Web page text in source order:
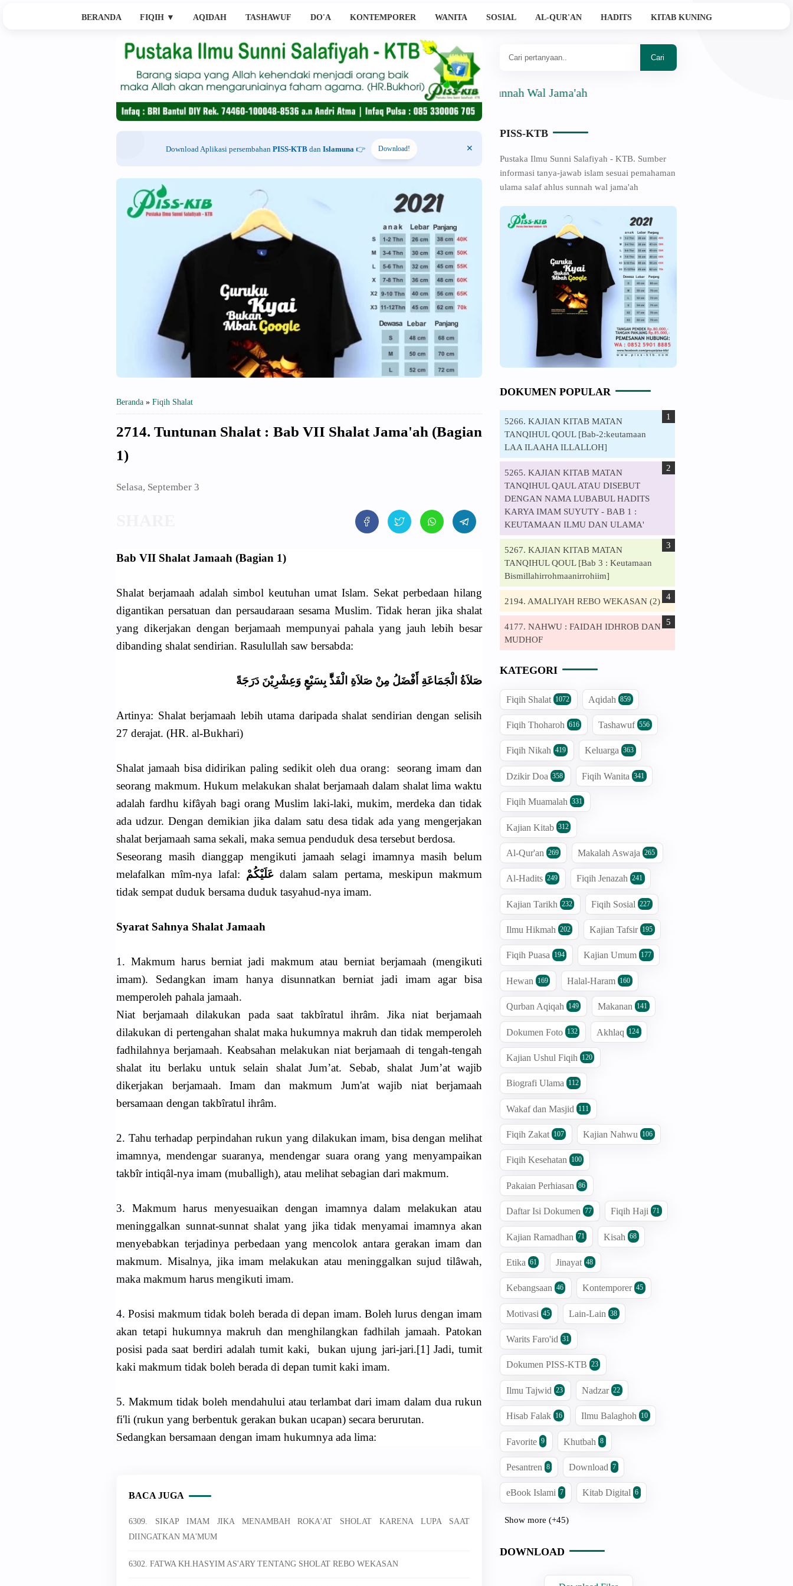
BERANDA FIQIH ▼ AQIDAH TASHAWUF DO'A KONTEMPORER WANITA SOSIAL AL-QUR'AN HADITS KITAB KUNING
Download Aplikasi persembahan PISS-KTBdan Islamuna 👉 Download!
Beranda » Fiqih Shalat
2714. Tuntunan Shalat : Bab VII Shalat Jama'ah (Bagian
1)
Selasa, September 3
Bab VII Shalat Jamaah (Bagian 1)
Shalat berjamaah adalah simbol keutuhan umat Islam. Sekat perbedaan hilang
digantikan persatuan dan persaudaraan sesama Muslim. Tidak heran jika shalat
yang dikerjakan dengan berjamaah mempunyai pahala yang jauh lebih besar
dibanding shalat sendirian. Rasulullah saw bersabda:
صَلاَةُ الْجَمَاعَةِ أَفْضَلُ مِنْ صَلاَةِ الْفَذِّّ بِسَبْعٍ وَعِشْرِيْنَ دَرَجَةً
Artinya: Shalat berjamaah lebih utama daripada shalat sendirian dengan selisih
27 derajat. (HR. al-Bukhari)
Shalat jamaah bisa didirikan paling sedikit oleh dua orang: seorang imam dan
seorang makmum. Hukum melakukan shalat berjamaah dalam shalat lima waktu
adalah fardhu kifâyah bagi orang Muslim laki-laki, mukim, merdeka dan tidak
ada udzur. Dengan demikian jika dalam satu desa tidak ada yang mengerjakan
shalat berjamaah sama sekali, maka semua penduduk desa tersebut berdosa.
Seseorang masih dianggap mengikuti jamaah selagi imamnya masih belum
melafalkan mîm-nya lafal:
عَلَيْكُمْdalam salam pertama, meskipun makmum
tidak sempat duduk bersama duduk tasyahud-nya imam.
Syarat Sahnya Shalat Jamaah
1. Makmum harus berniat jadi makmum atau berniat berjamaah (mengikuti
imam). Sedangkan imam hanya disunnatkan berniat jadi imam agar bisa
memperoleh pahala jamaah.
Niat berjamaah dilakukan pada saat takbîratul ihrâm. Jika niat berjamaah
dilakukan di pertengahan shalat maka hukumnya makruh dan tidak memperoleh
fadhilahnya berjamaah. Keabsahan melakukan niat berjamaah di tengah-tengah
shalat itu berlaku untuk selain shalat Jum’at. Sebab, shalat Jum’at wajib
dikerjakan berjamaah. Imam dan makmum Jum'at wajib niat berjamaah
bersamaan dengan takbîratul ihrâm.
2. Tahu terhadap perpindahan rukun yang dilakukan imam, bisa dengan melihat
imamnya, mendengar suaranya, mendengar suara orang yang menyampaikan
takbîr intiqâl-nya imam (muballigh), atau melihat sebagian dari makmum.
3. Makmum harus menyesuaikan dengan imamnya dalam melakukan atau
meninggalkan sunnat-sunnat shalat yang jika tidak menyamai imamnya akan
menyebabkan terjadinya perbedaan yang mencolok antara gerakan imam dan
makmum. Misalnya, jika imam melakukan atau meninggalkan sujud tilâwah,
maka makmum harus mengikuti imam.
4. Posisi makmum tidak boleh berada di depan imam. Boleh lurus dengan imam
akan tetapi hukumnya makruh dan menghilangkan fadhilah jamaah. Patokan
posisi pada saat berdiri adalah tumit kaki, bukan ujung jari-jari.[1] Jadi, tumit
kaki makmum tidak boleh berada di depan tumit kaki imam.
5. Makmum tidak boleh mendahului atau terlambat dari imam dalam dua rukun
fi'li (rukun yang berbentuk gerakan bukan ucapan) secara berurutan.
Sedangkan bersamaan dengan imam hukumnya ada lima:
BACA JUGA
6309. SIKAP IMAM JIKA MENAMBAH ROKA'AT SHOLAT KARENA LUPA SAAT
DIINGATKAN MA'MUM
6302. FATWA KH.HASYIM AS'ARY TENTANG SHOLAT REBO WEKASAN
Ahlussunnah Wal Jama'ah
PISS-KTB
Pustaka Ilmu Sunni Salafiyah - KTB. Sumber
informasi tanya-jawab islam sesuai pemahaman
ulama salaf ahlus sunnah wal jama'ah
DOKUMEN POPULAR
5266. KAJIAN KITAB MATAN
TANQIHUL QOUL [Bab-2:keutamaan
LAA ILAAHA ILLALLOH]
5265. KAJIAN KITAB MATAN
TANQIHUL QAUL ATAU DISEBUT
DENGAN NAMA LUBABUL HADITS
KARYA IMAM SUYUTY - BAB 1 :
KEUTAMAAN ILMU DAN ULAMA'
5267. KAJIAN KITAB MATAN
TANQIHUL QOUL [Bab 3 : Keutamaan
Bismillahirrohmaanirrohiim]
2194. AMALIYAH REBO WEKASAN (2)
4177. NAHWU : FAIDAH IDHROB DAN
MUDHOF
KATEGORI
Fiqih Shalat 1072 Aqidah 859
Fiqih Thoharoh 616 Tashawuf 556
Fiqih Nikah 419 Keluarga 363
Dzikir Doa 358 Fiqih Wanita 341
Fiqih Muamalah 331
Kajian Kitab 312
Al-Qur'an 269 Makalah Aswaja 265
Al-Hadits 249 Fiqih Jenazah 241
Kajian Tarikh 232 Fiqih Sosial 227
Ilmu Hikmah 202 Kajian Tafsir 195
Fiqih Puasa 194 Kajian Umum 177
Hewan 169 Halal-Haram 160
Qurban Aqiqah 149 Makanan 141
Dokumen Foto 132 Akhlaq 124
Kajian Ushul Fiqih 120
Biografi Ulama 112
Wakaf dan Masjid 111
Fiqih Zakat 107 Kajian Nahwu 106
Fiqih Kesehatan 100
Pakaian Perhiasan 86
Daftar Isi Dokumen 77 Fiqih Haji 71
Kajian Ramadhan 71 Kisah 68
Etika 61 Jinayat 48
Kebangsaan 46 Kontemporer 45
Motivasi 45 Lain-Lain 38
Warits Faro'id 31
Dokumen PISS-KTB 23
Ilmu Tajwid 23 Nadzar 22
Hisab Falak 16 Ilmu Balaghoh 10
Favorite 9 Khutbah 8
Pesantren 8 Download 7
eBook Islami 7 Kitab Digital 6
Show more (+45)
DOWNLOAD